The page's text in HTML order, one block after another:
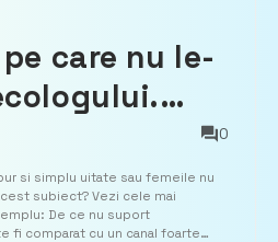
care nu le-
au ca
intimă
0
si simplu uitate sau femeile nu
subiect? Vezi cele mai
De ce nu suport
fi comparat cu un canal foarte